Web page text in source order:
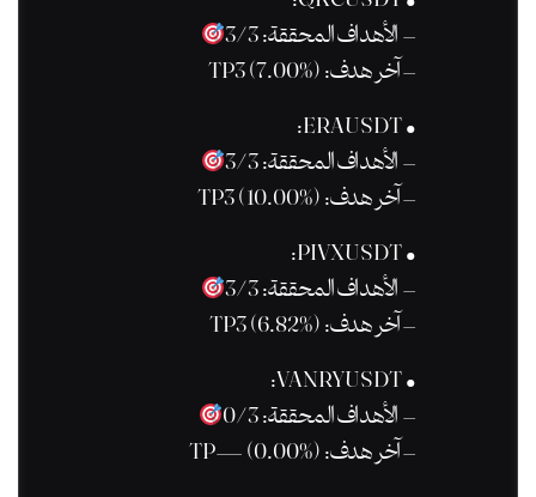
– الأهداف المحققة: 3/3
– آخر هدف: TP3 (7.00%)
• ERAUSDT:
– الأهداف المحققة: 3/3
– آخر هدف: TP3 (10.00%)
• PIVXUSDT:
– الأهداف المحققة: 3/3
– آخر هدف: TP3 (6.82%)
• VANRYUSDT:
– الأهداف المحققة: 0/3
– آخر هدف: TP— (0.00%)